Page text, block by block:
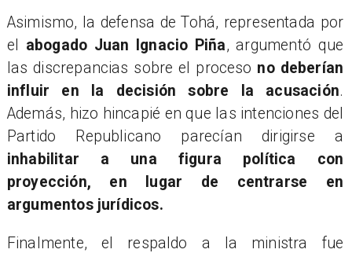
Asimismo, la defensa de Tohá, representada por
el abogado Juan Ignacio Piña, argumentó que
las discrepancias sobre el proceso no deberían
influir en la decisión sobre la acusación.
Además, hizo hincapié en que las intenciones del
Partido Republicano parecían dirigirse a
inhabilitar a una figura política con
proyección, en lugar de centrarse en
argumentos jurídicos.
Finalmente, el respaldo a la ministra fue